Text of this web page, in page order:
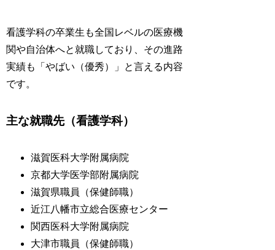
看護学科の卒業生も全国レベルの医療機
関や自治体へと就職しており、その進路
実績も「やばい（優秀）」と言える内容
です。
主な就職先（看護学科）
滋賀医科大学附属病院
京都大学医学部附属病院
滋賀県職員（保健師職）
近江八幡市立総合医療センター
関西医科大学附属病院
大津市職員（保健師職）